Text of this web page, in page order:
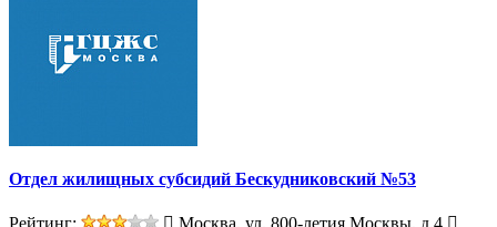
Отдел жилищных субсидий Бескудниковский №53
Рейтинг:
Москва, ул. 800-летия Москвы, д.4